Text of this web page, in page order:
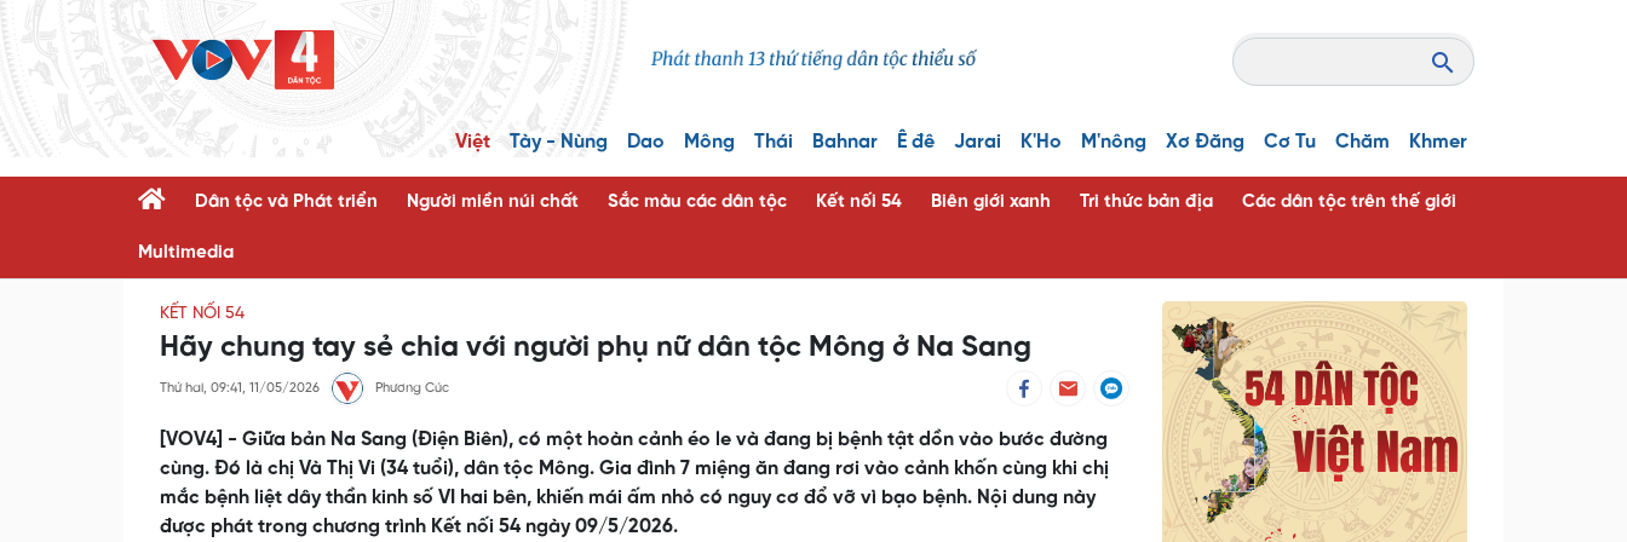
Việt Tày - Nùng Dao Mông Thái Bahnar Ê đê Jarai K'Ho M'nông Xơ Đăng Cơ Tu Chăm Khmer
Dân tộc và Phát triển Người miền núi chất Sắc màu các dân tộc Kết nối 54 Biên giới xanh Tri thức bản địa Các dân tộc trên thế giới
Multimedia
KẾT NỐI 54
Hãy chung tay sẻ chia với người phụ nữ dân tộc Mông ở Na Sang
Thứ hai, 09:41, 11/05/2026 Phương Cúc
[VOV4] - Giữa bản Na Sang (Điện Biên), có một hoàn cảnh éo le và đang bị bệnh tật dồn vào bước đường
cùng. Đó là chị Và Thị Vi (34 tuổi), dân tộc Mông. Gia đình 7 miệng ăn đang rơi vào cảnh khốn cùng khi chị
mắc bệnh liệt dây thần kinh số VI hai bên, khiến mái ấm nhỏ có nguy cơ đổ vỡ vì bạo bệnh. Nội dung này
được phát trong chương trình Kết nối 54 ngày 09/5/2026.